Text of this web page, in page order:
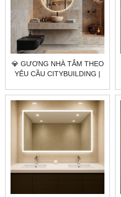
💎 GƯƠNG NHÀ TẮM THEO
YÊU CẦU CITYBUILDING |
GIÁ GƯƠNG NHÀ TẮM XÃ
BÀU LÂM TP.HCM